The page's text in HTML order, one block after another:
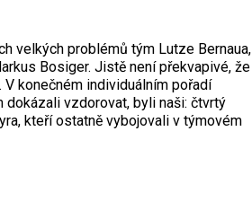
velkých problémů tým Lutze Bernaua,
Bosiger. Jistě není překvapivé, že
konečném individuálním pořadí
vzdorovat, byli naši: čtvrtý
kteří ostatně vybojovali v týmovém